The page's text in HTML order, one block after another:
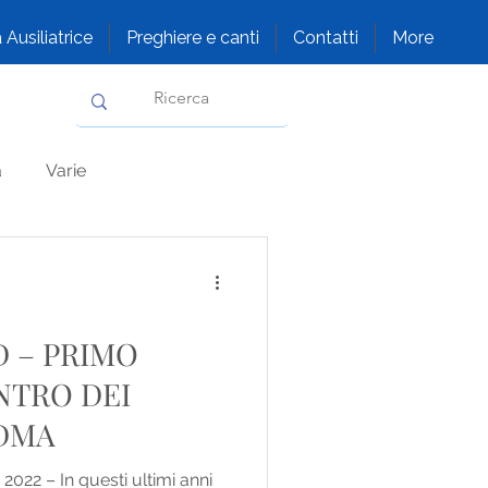
Ausiliatrice Preghiere e canti Contatti More
Varie
che creatura
– PRIMO
DEI
– In questi ultimi anni